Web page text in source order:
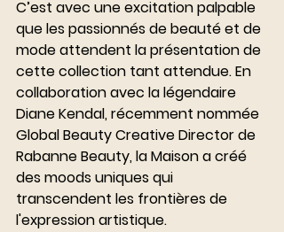
C’est avec une excitation palpable
que les passionnés de beauté et de
mode attendent la présentation de
cette collection tant attendue. En
collaboration avec la légendaire
Diane Kendal, récemment nommée
Global Beauty Creative Director de
Rabanne Beauty, la Maison a créé
des moods uniques qui
transcendent les frontières de
l'expression artistique.